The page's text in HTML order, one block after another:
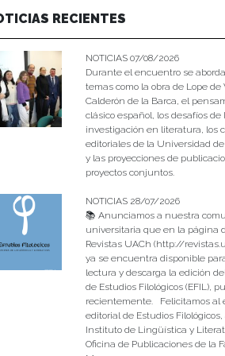
RECIENTES
NOTICIAS 07/08/2026
Durante el encuentro se
temas como la obra de Lope de
Calderón de la Barca, el
clásico español, los desafíos de
investigación en literatura, los
editoriales de la Universidad
y las proyecciones de
proyectos conjuntos.
NOTICIAS 28/07/2026
📚 Anunciamos a nuestra
universitaria que en la página
Revistas UACh (http://
ya se encuentra disponible
lectura y descarga la edición
de Estudios Filológicos (EFIL),
recientemente. Felicitamos al
editorial de Estudios Filológicos,
Instituto de Lingüística y
Oficina de Publicaciones de la